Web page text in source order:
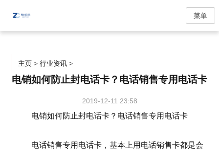
菜单
主页 > 行业资讯 >
电销如何防止封电话卡？电话销售专用电话卡
2019-12-11 23:58
电销如何防止封电话卡？电话销售专用电话卡
电话销售专用电话卡，基本上用电话销售卡都是会